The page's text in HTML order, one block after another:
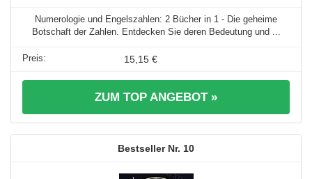
Numerologie und Engelszahlen: 2 Bücher in 1 - Die geheime
Botschaft der Zahlen. Entdecken Sie deren Bedeutung und ...
15,15 €
ZUM TOP ANGEBOT »
10